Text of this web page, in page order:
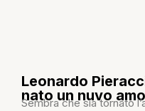
Leonardo
nato un nuvo
Sembra che sia tornato